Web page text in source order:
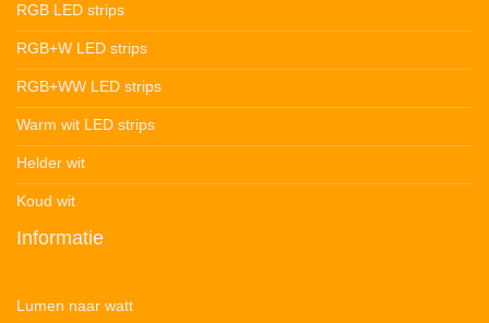
RGB LED strips
RGB+W LED strips
RGB+WW LED strips
Warm wit LED strips
Helder wit
Koud wit
Informatie
Lumen naar watt